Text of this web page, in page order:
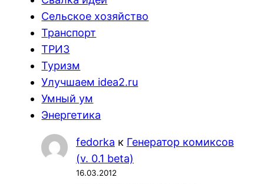
Сельское хозяйство
Транспорт
ТРИЗ
Туризм
Улучшаем idea2.ru
Умный ум
Энергетика
fedorka к Генератор комиксов
(v. 0.1 beta)
16.03.2012